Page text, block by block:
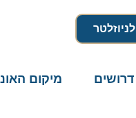
מיקום האוניות